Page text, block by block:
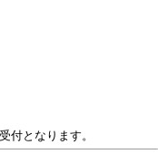
付となります。